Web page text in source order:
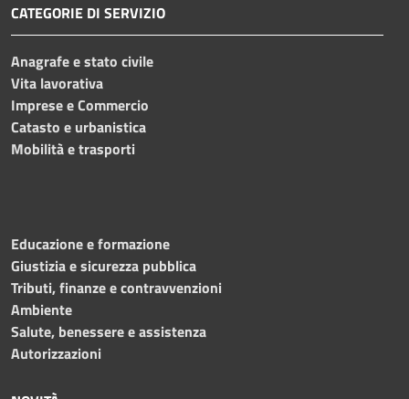
CATEGORIE DI SERVIZIO
Anagrafe e stato civile
Vita lavorativa
Imprese e Commercio
Catasto e urbanistica
Mobilità e trasporti
Educazione e formazione
Giustizia e sicurezza pubblica
Tributi, finanze e contravvenzioni
Ambiente
Salute, benessere e assistenza
Autorizzazioni